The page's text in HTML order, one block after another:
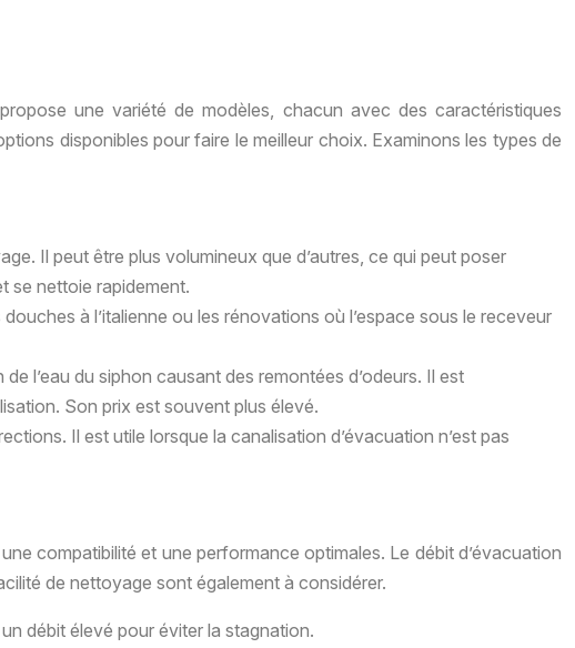
une variété de modèles, chacun avec des caractéristiques
disponibles pour faire le meilleur choix. Examinons les types de
Il peut être plus volumineux que d’autres, ce qui peut poser
se nettoie rapidement.
à l’italienne ou les rénovations où l’espace sous le receveur
l’eau du siphon causant des remontées d’odeurs. Il est
Son prix est souvent plus élevé.
Il est utile lorsque la canalisation d’évacuation n’est pas
compatibilité et une performance optimales. Le débit d’évacuation
de nettoyage sont également à considérer.
débit élevé pour éviter la stagnation.